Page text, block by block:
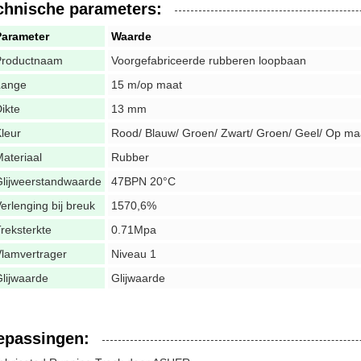
parameters:
Waarde
Voorgefabriceerde rubberen loopbaan
15 m/op maat
13 mm
Rood/ Blauw/ Groen/ Zwart/ Groen/ Geel/ Op
Rubber
47BPN 20°C
bij breuk
1570,6%
0.71Mpa
Niveau 1
Glijwaarde